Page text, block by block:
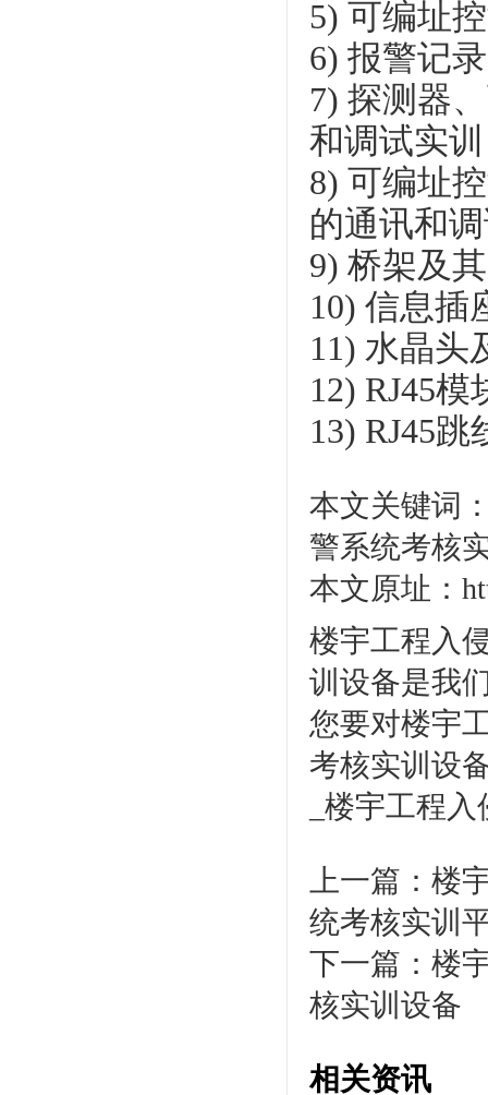
5) 可编址
6) 报警记
7) 探测器
和调试实
8) 可编址
的通讯和
9) 桥架及
10) 信息插
11) 水晶头
12) RJ45
13) RJ45
本文关键词
警系统考核
本文原址：
楼宇工程入
训设备是我
您要对楼宇
考核实训设
_楼宇工程
上一篇： 楼
统考核实训
下一篇： 楼
核实训设备
相关资讯